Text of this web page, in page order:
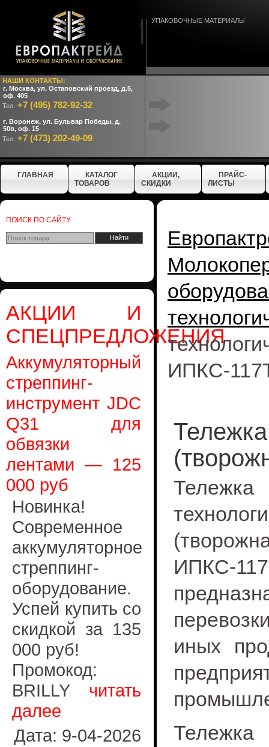
НАШИ КОНТАКТЫ:
г. Москва, ул. Остаповский проезд, д.5,
оф. 405
Тел. +7 (495) 782-92-32
г. Воронеж, ул. Бульвар Победы, д.
50в, оф. 15
Тел. +7 (473) 202-49-09
УПАКОВОЧНЫЕ МАТЕРИАЛЫ
ГЛАВНАЯ
КАТАЛОГ
ТОВАРОВ
АКЦИИ,
СКИДКИ
ПРАЙС-
ЛИСТЫ
ПОИСК ПО САЙТУ
АКЦИИ И
СПЕЦПРЕДЛОЖЕНИЯ
Аккумуляторный
стреппинг-
инструмент JDC
Q31 для
обвязки
лентами — 125
000 руб
Новинка!
Современное
аккумуляторное
стреппинг-
оборудование.
Успей купить со
скидкой за 135
000 руб!
Промокод:
BRILLY читать
далее
Дата: 9-04-2026
ИПКС-
Тележка
ИПКС-
иных